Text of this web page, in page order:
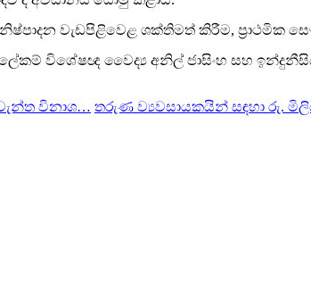
වැඩපිළිවෙළ ශක්තිමත් කිරීම, ප්‍රාථමික
ලේකම් විශේෂඥ වෛද්‍ය අනිල් ජාසිංහ සහ
විනාශ… තරුණ ව්‍යවසායකයින් සඳහා රු.